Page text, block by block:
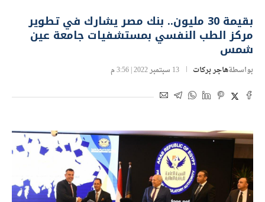
بقيمة 30 مليون.. بنك مصر يشارك في تطوير
مركز الطب النفسي بمستشفيات جامعة عين
شمس
بواسطةهاجر بركات 13 سبتمبر 2022 | 3:56 م